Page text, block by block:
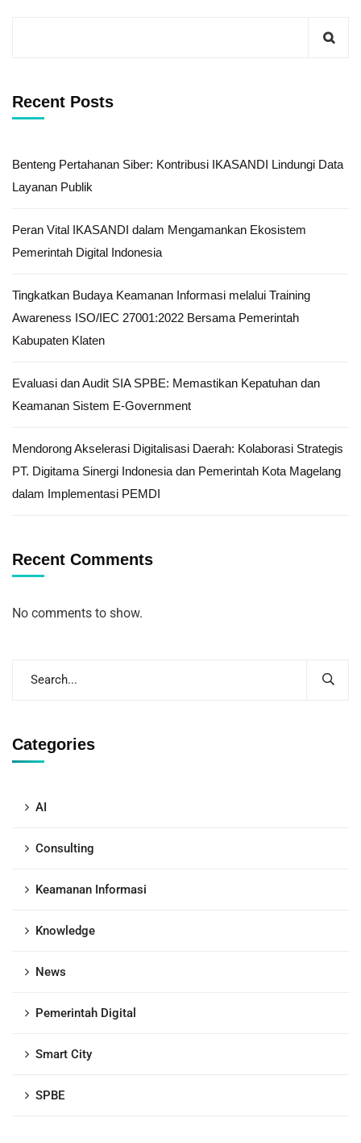
Recent Posts
Benteng Pertahanan Siber: Kontribusi IKASANDI Lindungi Data
Layanan Publik
Peran Vital IKASANDI dalam Mengamankan Ekosistem
Pemerintah Digital Indonesia
Tingkatkan Budaya Keamanan Informasi melalui Training
Awareness ISO/IEC 27001:2022 Bersama Pemerintah
Kabupaten Klaten
Evaluasi dan Audit SIA SPBE: Memastikan Kepatuhan dan
Keamanan Sistem E-Government
Mendorong Akselerasi Digitalisasi Daerah: Kolaborasi Strategis
PT. Digitama Sinergi Indonesia dan Pemerintah Kota Magelang
dalam Implementasi PEMDI
Recent Comments
No comments to show.
Categories
AI
Consulting
Keamanan Informasi
Knowledge
News
Pemerintah Digital
Smart City
SPBE